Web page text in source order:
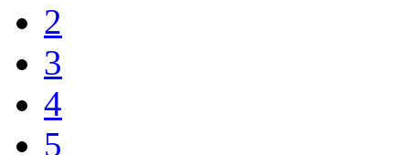
2
3
4
5